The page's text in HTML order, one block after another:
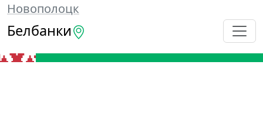
Новополоцк
Белбанки